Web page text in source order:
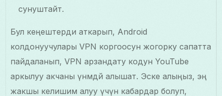
сунуштайт.
Бул кеңештерди аткарып, Android
колдонуучулары VPN коргоосун жогорку сапатта
пайдаланып, VPN арзандату кодун YouTube
аркылуу акчаны үнөмдөй алышат. Эске алыңыз, эң
жакшы келишим алуу үчүн кабардар болуп,